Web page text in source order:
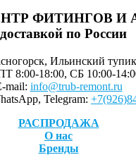
ФИТИНГОВ И
по России
Ильинский
8:00-18:00, СБ 10:00-
mail: info@trub-remont.ru
Telegram:
РАСПРОДАЖА
О нас
Бренды